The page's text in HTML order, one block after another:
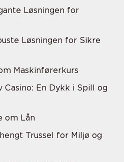
Løsningen for
Løsningen for Sikre
Maskinførerkurs
Casino: En Dykk i Spill og
om Lån
Trussel for Miljø og